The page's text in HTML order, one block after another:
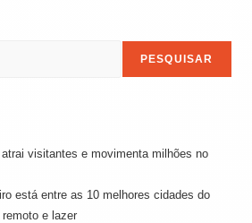
PESQUISAR
atrai visitantes e movimenta milhões no
está entre as 10 melhores cidades do
e lazer